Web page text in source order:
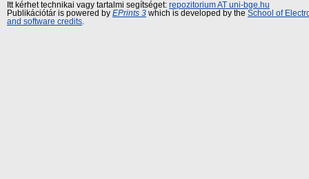
Itt kérhet technikai vagy tartalmi segítséget: repozitorium AT uni-bge.hu
Publikációtár is powered by EPrints 3 which is developed by the School of
and software credits